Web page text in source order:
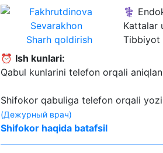
Sharh qoldirish
⚕️
Kattalar
Tibbiyot
⏰ Ish kunlari:
Qabul kunlarini telefon orqali
Shifokor qabuliga telefon orqali
(Дежурный врач)
Shifokor haqida batafsil